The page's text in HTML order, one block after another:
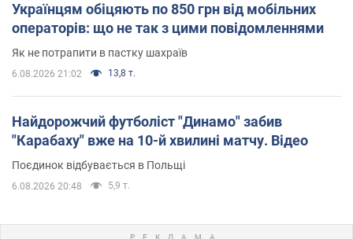
Українцям обіцяють по 850 грн від мобільних
операторів: що не так з цими повідомленнями
Як не потрапити в пастку шахраїв
6.08.2026 21:02 13,8 т.
Найдорожчий футболіст "Динамо" забив
"Карабаху" вже на 10-й хвилині матчу. Відео
Поєдинок відбувається в Польщі
6.08.2026 20:48 5,9 т.